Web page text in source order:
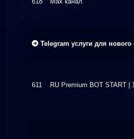
Telegram услуги для
611 RU Premium BOT START